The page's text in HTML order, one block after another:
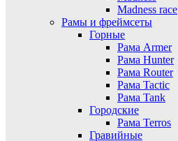
Madness race
Рамы и фреймсеты
Горные
Рама Armer
Рама Hunter
Рама Router
Рама Tactic
Рама Tank
Городские
Рама Terros
Гравийные